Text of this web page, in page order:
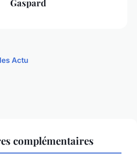
Gaspard
Actu
complémentaires